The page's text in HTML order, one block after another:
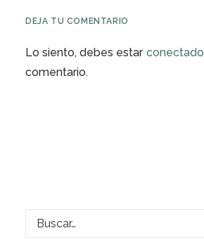
DEJA TU COMENTARIO
Lo siento, debes estar conectado
comentario.